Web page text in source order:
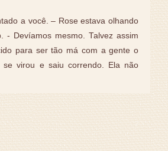
a você. – Rose estava olhando
- Devíamos mesmo. Talvez assim
para ser tão má com a gente o
se virou e saiu correndo. Ela não